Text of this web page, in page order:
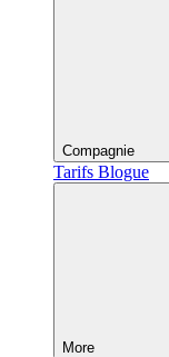
Compagnie
Tarifs Blogue
More